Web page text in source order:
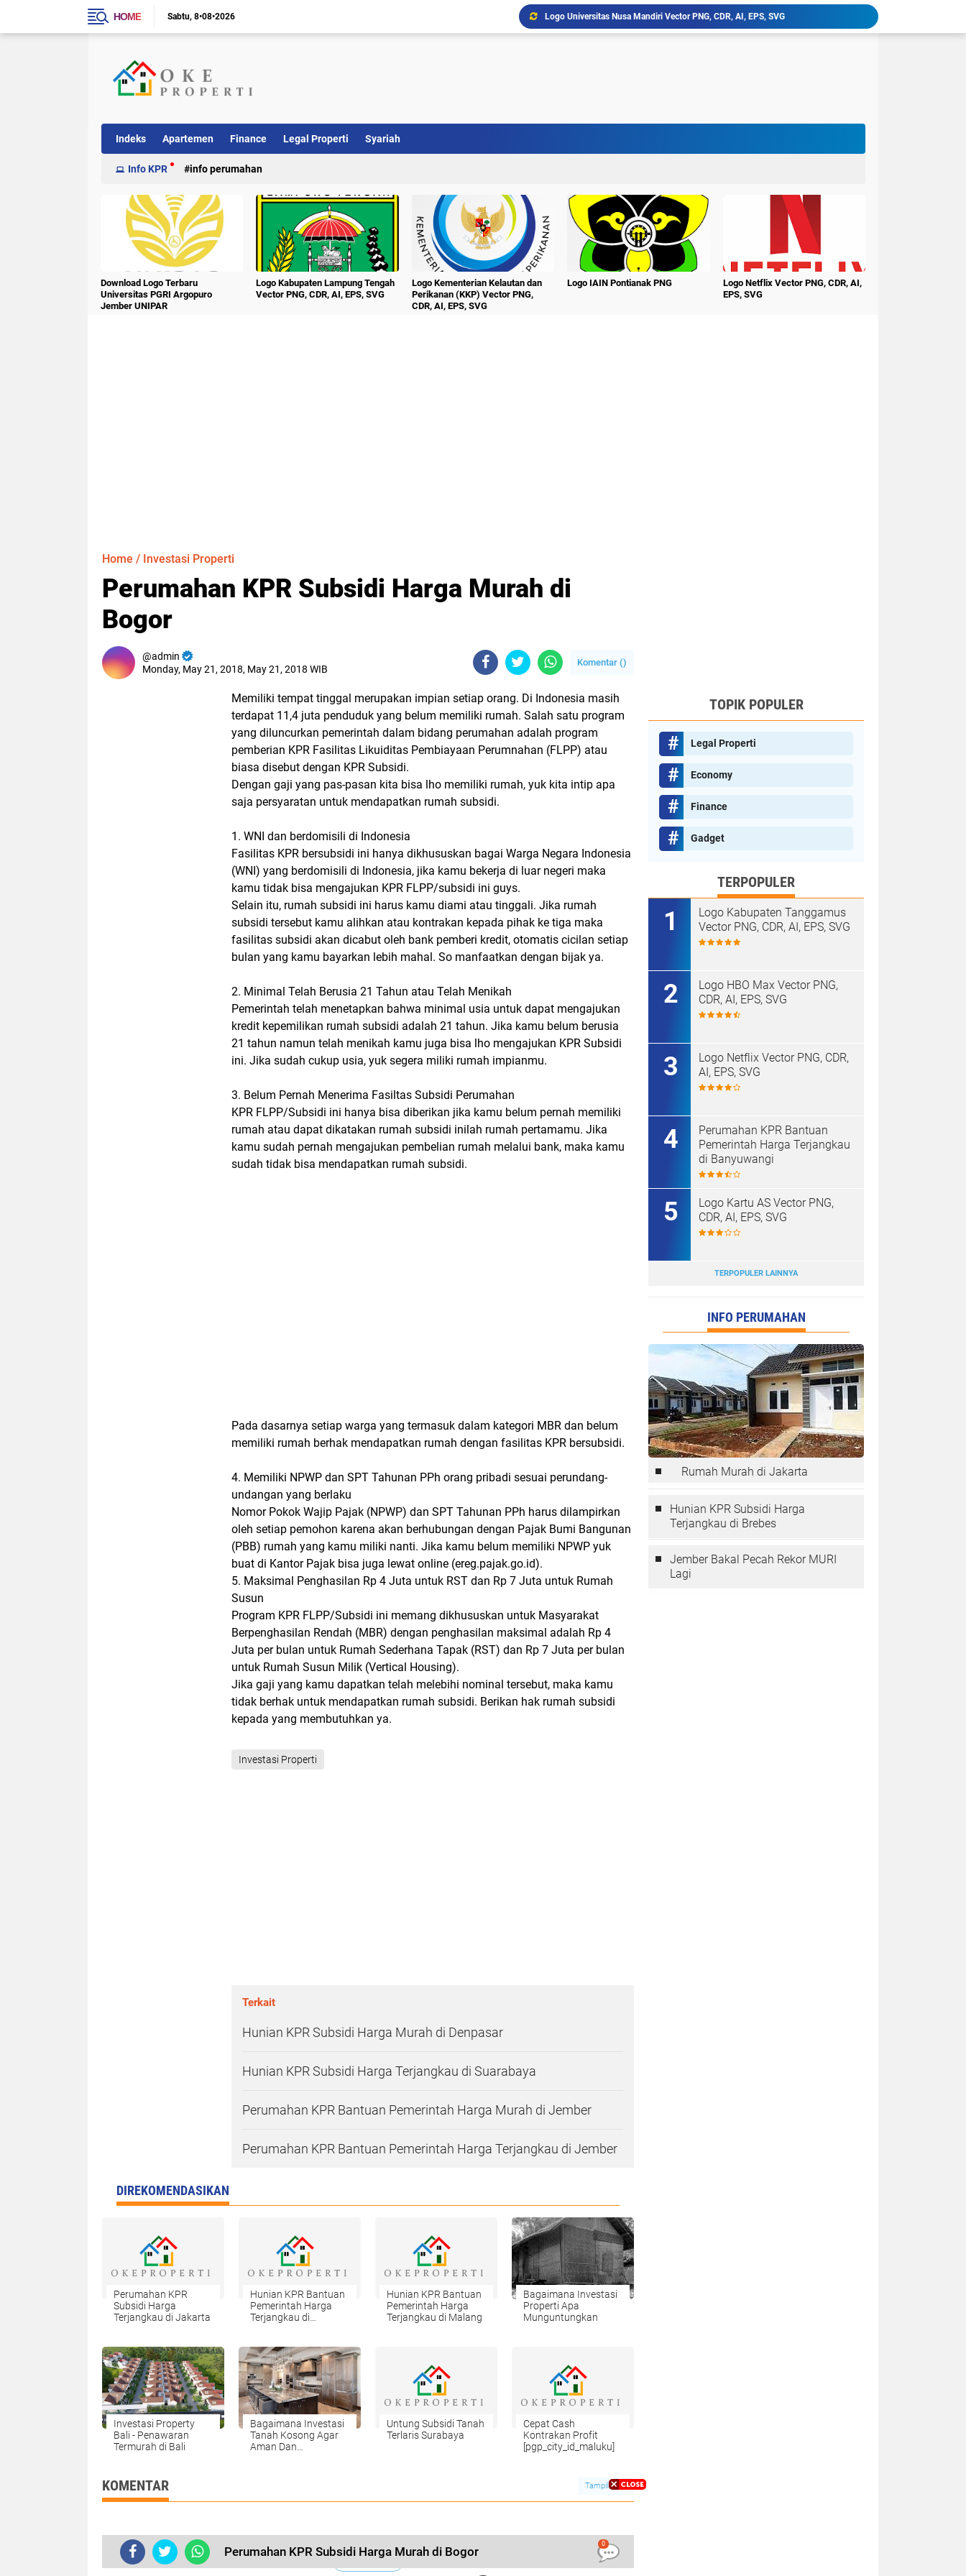
HOME Sabtu 8•08•2026
Logo Universitas Nusa Mandiri Vector PNG, CDR, AI, EPS, SVG
Logo Kabupaten Barito Selatan, Klik Vector PNG, CDR, AI, EPS, SVG
Logo Universitas Pesantren Darululum UNIPDU Jombang PNG
Indeks Apartemen Finance Legal Properti Syariah
Info KPR info perumahan
Download Logo Terbaru
Universitas PGRI Argopuro
Jember UNIPAR
Logo Kabupaten Lampung Tengah
Vector PNG, CDR, AI, EPS, SVG
Logo Kementerian Kelautan dan
Perikanan (KKP) Vector PNG,
CDR, AI, EPS, SVG
Logo IAIN Pontianak PNG
Logo Netflix Vector PNG, CDR, AI,
EPS, SVG
Home / Investasi Properti
Perumahan KPR Subsidi Harga Murah di
Bogor
admin
Monday, May 21, 2018, May 21, 2018 WIB
Komentar ()
Memiliki tempat tinggal merupakan impian setiap orang. Di Indonesia masih
terdapat 11,4 juta penduduk yang belum memiliki rumah. Salah satu program
yang diluncurkan pemerintah dalam bidang perumahan adalah program
pemberian KPR Fasilitas Likuiditas Pembiayaan Perumnahan (FLPP) atau
biasa disebut dengan KPR Subsidi.
Dengan gaji yang pas-pasan kita bisa lho memiliki rumah, yuk kita intip apa
saja persyaratan untuk mendapatkan rumah subsidi.
1. WNI dan berdomisili di Indonesia
Fasilitas KPR bersubsidi ini hanya dikhususkan bagai Warga Negara Indonesia
(WNI) yang berdomisili di Indonesia, jika kamu bekerja di luar negeri maka
kamu tidak bisa mengajukan KPR FLPP/subsidi ini guys.
Selain itu, rumah subsidi ini harus kamu diami atau tinggali. Jika rumah
subsidi tersebut kamu alihkan atau kontrakan kepada pihak ke tiga maka
fasilitas subsidi akan dicabut oleh bank pemberi kredit, otomatis cicilan setiap
bulan yang kamu bayarkan lebih mahal. So manfaatkan dengan bijak ya.
2. Minimal Telah Berusia 21 Tahun atau Telah Menikah
Pemerintah telah menetapkan bahwa minimal usia untuk dapat mengajukan
kredit kepemilikan rumah subsidi adalah 21 tahun. Jika kamu belum berusia
21 tahun namun telah menikah kamu juga bisa lho mengajukan KPR Subsidi
ini. Jika sudah cukup usia, yuk segera miliki rumah impianmu.
3. Belum Pernah Menerima Fasiltas Subsidi Perumahan
KPR FLPP/Subsidi ini hanya bisa diberikan jika kamu belum pernah memiliki
rumah atau dapat dikatakan rumah subsidi inilah rumah pertamamu. Jika
kamu sudah pernah mengajukan pembelian rumah melalui bank, maka kamu
sudah tidak bisa mendapatkan rumah subsidi.
Pada dasarnya setiap warga yang termasuk dalam kategori MBR dan belum
memiliki rumah berhak mendapatkan rumah dengan fasilitas KPR bersubsidi.
4. Memiliki NPWP dan SPT Tahunan PPh orang pribadi sesuai perundang-
undangan yang berlaku
Nomor Pokok Wajip Pajak (NPWP) dan SPT Tahunan PPh harus dilampirkan
oleh setiap pemohon karena akan berhubungan dengan Pajak Bumi Bangunan
(PBB) rumah yang kamu miliki nanti. Jika kamu belum memiliki NPWP yuk
buat di Kantor Pajak bisa juga lewat online (ereg.pajak.go.id).
5. Maksimal Penghasilan Rp 4 Juta untuk RST dan Rp 7 Juta untuk Rumah
Susun
Program KPR FLPP/Subsidi ini memang dikhususkan untuk Masyarakat
Berpenghasilan Rendah (MBR) dengan penghasilan maksimal adalah Rp 4
Juta per bulan untuk Rumah Sederhana Tapak (RST) dan Rp 7 Juta per bulan
untuk Rumah Susun Milik (Vertical Housing).
Jika gaji yang kamu dapatkan telah melebihi nominal tersebut, maka kamu
tidak berhak untuk mendapatkan rumah subsidi. Berikan hak rumah subsidi
kepada yang membutuhkan ya.
Investasi Properti
Terkait
Hunian KPR Subsidi Harga Murah di Denpasar
Hunian KPR Subsidi Harga Terjangkau di Suarabaya
Perumahan KPR Bantuan Pemerintah Harga Murah di Jember
Perumahan KPR Bantuan Pemerintah Harga Terjangkau di Jember
DIREKOMENDASIKAN
Perumahan KPR
Subsidi Harga
Terjangkau di Jakarta
Hunian KPR Bantuan
Pemerintah Harga
Terjangkau di
Hunian KPR Bantuan
Pemerintah Harga
Terjangkau di Malang
Bagaimana Investasi
Properti Apa
Munguntungkan
Investasi Property
Bali - Penawaran
Termurah di Bali
Bagaimana Investasi
Tanah Kosong Agar
Aman Dan
Untung Subsidi Tanah
Terlaris Surabaya
Cepat Cash
Kontrakan Profit
[pgp_city_id_maluku]
KOMENTAR Tampilkan
Perumahan KPR Subsidi Harga Murah di Bogor
0
LIHAT SEMUA
TOPIK POPULER
Legal Properti
Economy
Finance
Gadget
TERPOPULER
Logo Kabupaten Tanggamus
Vector PNG, CDR, AI, EPS, SVG
Logo HBO Max Vector PNG,
CDR, AI, EPS, SVG
Logo Netflix Vector PNG, CDR,
AI, EPS, SVG
Perumahan KPR Bantuan
Pemerintah Harga Terjangkau
di Banyuwangi
Logo Kartu AS Vector PNG,
CDR, AI, EPS, SVG
TERPOPULER LAINNYA
INFO PERUMAHAN
Rumah Murah di Jakarta
Hunian KPR Subsidi Harga
Terjangkau di Brebes
Jember Bakal Pecah Rekor MURI
Lagi